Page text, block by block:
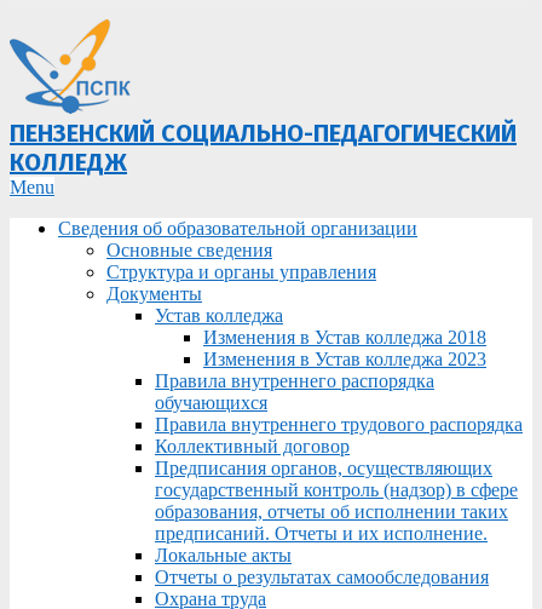
ПЕНЗЕНСКИЙ СОЦИАЛЬНО-ПЕДАГОГИЧЕСКИЙ
КОЛЛЕДЖ
Primary
Menu
Menu
Сведения об образовательной организации
Основные сведения
Структура и органы управления
Документы
Устав колледжа
Изменения в Устав колледжа 2018
Изменения в Устав колледжа 2023
Правила внутреннего распорядка
обучающихся
Правила внутреннего трудового распорядка
Коллективный договор
Предписания органов, осуществляющих
государственный контроль (надзор) в сфере
образования, отчеты об исполнении таких
предписаний. Отчеты и их исполнение.
Локальные акты
Отчеты о результатах самообследования
Охрана труда